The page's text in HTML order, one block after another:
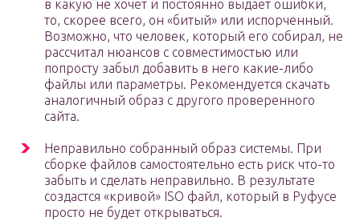
в какую не хочет и постоянно выдает ошибки,
то, скорее всего, он «битый» или испорченный.
Возможно, что человек, который его собирал, не
рассчитал нюансов с совместимостью или
попросту забыл добавить в него какие-либо
файлы или параметры. Рекомендуется скачать
аналогичный образ с другого проверенного
сайта.
Неправильно собранный образ системы. При
сборке файлов самостоятельно есть риск что-то
забыть и сделать неправильно. В результате
создастся «кривой» ISO файл, который в Руфусе
просто не будет открываться.